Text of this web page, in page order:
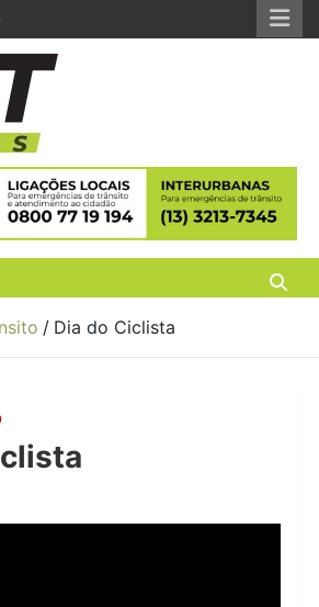
de Tráfego de Santos
Dia do Ciclista